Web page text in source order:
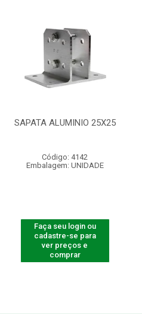
SAPATA ALUMINIO 25X25
Código: 4142
Embalagem: UNIDADE
Faça seu login ou
cadastre-se para
ver preços e
comprar